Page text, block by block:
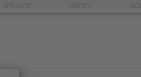
SERVICE PROFIL